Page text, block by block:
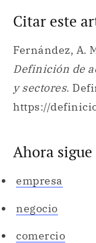
Citar este
Fernández, A.
Definición de
y sectores.
https://
Ahora
empresa
negocio
comercio